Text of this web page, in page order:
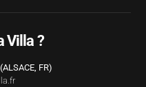
Villa ?
FR)